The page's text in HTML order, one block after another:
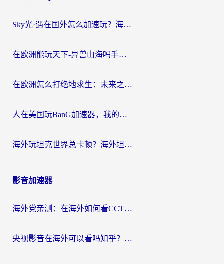
Sky光·遇在国外怎么加速玩？海外党亲测有效的国服游戏加速指南
在欧洲能玩天下-异兽山海吗手游？海外玩家的加速器生存指南
在欧洲怎么打绝地求生：未来之役不卡？留学生亲测的加速器避坑指南
人在美国玩BanG加速器，我的延迟终于绿了
海外玩坦克世界总卡顿？海外坦克世界加速器有哪些？实测好用的选择在这里
影音加速器
海外党亲测：在海外如何看CCTV？告别“仅限大陆播放”的实用指南
央视影音在海外可以看吗知乎？留学生亲测：3步解决地域限制+追剧自由